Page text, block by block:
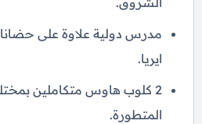
ايريا.
2 كلوب هاوس متكاملين
المتطورة.